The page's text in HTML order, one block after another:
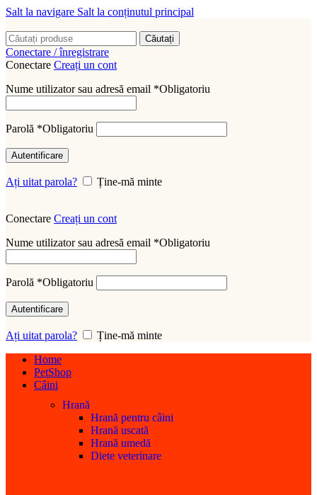
Salt la navigare Salt la conținutul principal
Căutați
Conectare / înregistrare
Conectare Creați un cont
Nume utilizator sau adresă email *Obligatoriu
Parolă *Obligatoriu
Autentificare
Ați uitat parola? Ține-mă minte
Conectare Creați un cont
Nume utilizator sau adresă email *Obligatoriu
Parolă *Obligatoriu
Autentificare
Ați uitat parola?
Ține-mă minte
Home
PetShop
Câini
Hrană
Hrană pentru câini
Hrană uscată
Hrană umedă
Diete veterinare